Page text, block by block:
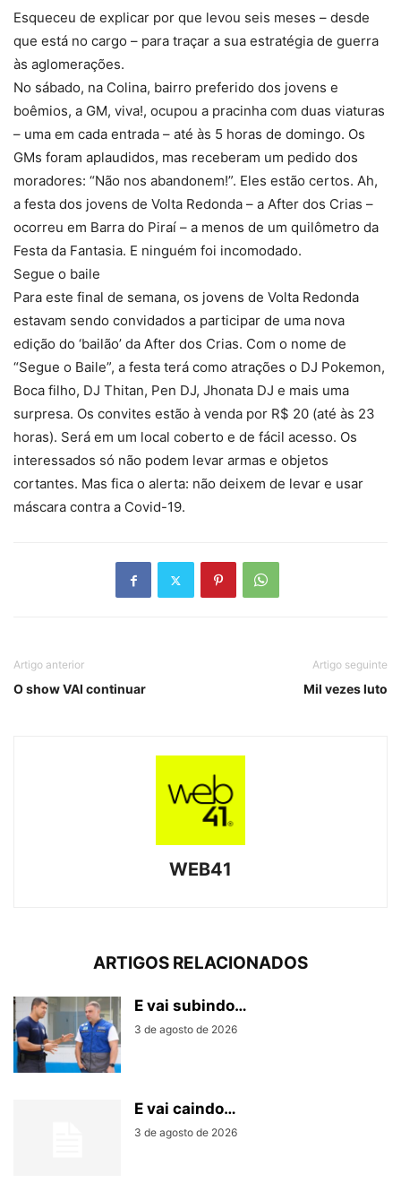
Esqueceu de explicar por que levou seis meses – desde
que está no cargo – para traçar a sua estratégia de guerra
às aglomerações.
No sábado, na Colina, bairro preferido dos jovens e
boêmios, a GM, viva!, ocupou a pracinha com duas viaturas
– uma em cada entrada – até às 5 horas de domingo. Os
GMs foram aplaudidos, mas receberam um pedido dos
moradores: “Não nos abandonem!”. Eles estão certos. Ah,
a festa dos jovens de Volta Redonda – a After dos Crias –
ocorreu em Barra do Piraí – a menos de um quilômetro da
Festa da Fantasia. E ninguém foi incomodado.
Segue o baile
Para este final de semana, os jovens de Volta Redonda
estavam sendo convidados a participar de uma nova
edição do ‘bailão’ da After dos Crias. Com o nome de
“Segue o Baile”, a festa terá como atrações o DJ Pokemon,
Boca filho, DJ Thitan, Pen DJ, Jhonata DJ e mais uma
surpresa. Os convites estão à venda por R$ 20 (até às 23
horas). Será em um local coberto e de fácil acesso. Os
interessados só não podem levar armas e objetos
cortantes. Mas fica o alerta: não deixem de levar e usar
máscara contra a Covid-19.
Artigo anterior
O show VAI continuar
Artigo seguinte
Mil vezes luto
WEB41
ARTIGOS RELACIONADOS
E vai subindo…
3 de agosto de 2026
E vai caindo…
3 de agosto de 2026